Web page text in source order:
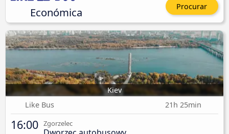
Económica Procurar
Kiev
Like Bus
21h 25min
16:00 Zgorzelec